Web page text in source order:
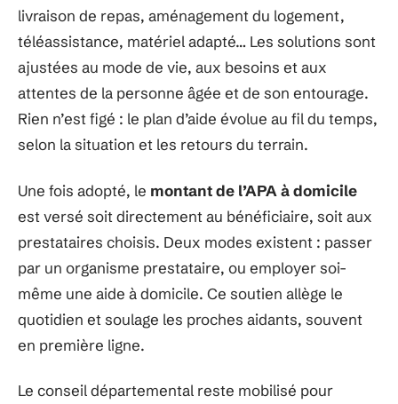
livraison de repas, aménagement du logement,
téléassistance, matériel adapté… Les solutions sont
ajustées au mode de vie, aux besoins et aux
attentes de la personne âgée et de son entourage.
Rien n’est figé : le plan d’aide évolue au fil du temps,
selon la situation et les retours du terrain.
Une fois adopté, le montant de l’APA à domicile
est versé soit directement au bénéficiaire, soit aux
prestataires choisis. Deux modes existent : passer
par un organisme prestataire, ou employer soi-
même une aide à domicile. Ce soutien allège le
quotidien et soulage les proches aidants, souvent
en première ligne.
Le conseil départemental reste mobilisé pour